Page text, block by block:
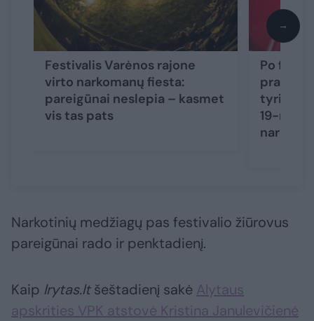
Festivalis Varėnos rajone
virto narkomanų fiesta:
pareigūnai neslepia – kasmet
vis tas pats
Po
pradėta
tyrimų:
19-
→
Narkotinių medžiagų pas festivalio žiūrovus
pareigūnai rado ir penktadienį.
Kaip lrytas.ltšeštadienį sakė Alytaus
apskrities VPK atstovė Kristina Janulevičienė